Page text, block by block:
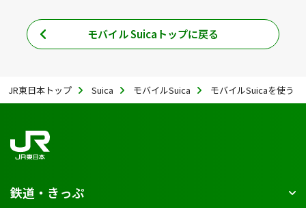
モバイル Suicaトップに戻る
JR東日本トップ Suica モバイルSuica モバイルSuicaを使う
鉄道・きっぷ